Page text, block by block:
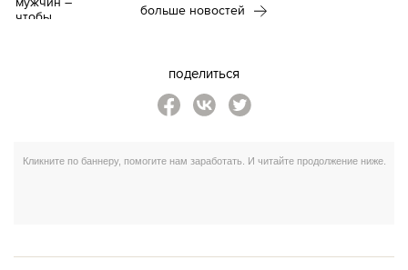
больше новостей
поделиться